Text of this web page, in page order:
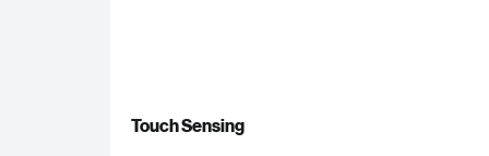
Touch Sensing